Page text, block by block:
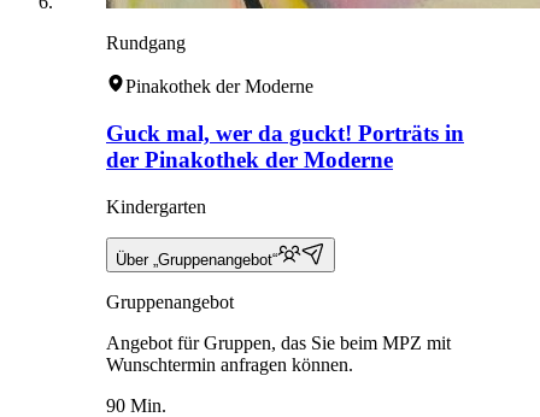
Rundgang
Pinakothek der Moderne
Guck mal, wer da guckt! Porträts in
der Pinakothek der Moderne
Kindergarten
Über „Gruppenangebot“
Gruppenangebot
Angebot für Gruppen, das Sie beim MPZ mit
Wunschtermin anfragen können.
90 Min.